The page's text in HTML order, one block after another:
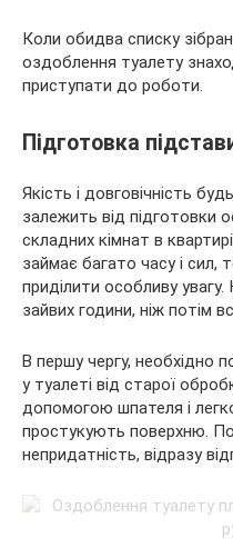
Коли обидва списку
оздоблення туалету
приступати до роботи.
Підготовка
Якість і довговічність
залежить від підготовки
складних кімнат в
займає багато часу і сил,
приділити особливу
зайвих години, ніж потім
В першу чергу, необхідно
у туалеті від старої
допомогою шпателя і
простукують поверхню.
непридатність, відразу